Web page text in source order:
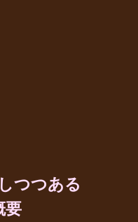
つつある
要